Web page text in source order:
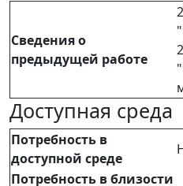
Сведения о
предыдущей работе
Доступная среда
Потребность в
доступной среде
Потребность в близости